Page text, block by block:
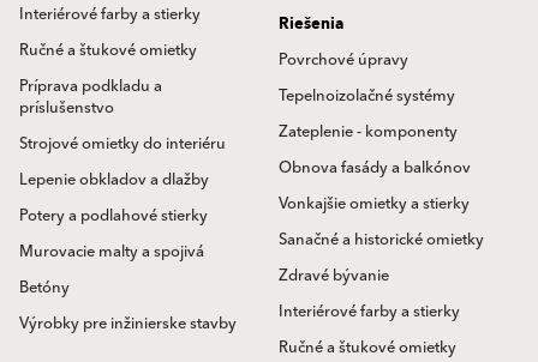
Interiérové farby a stierky
Ručné a štukové omietky
Príprava podkladu a
príslušenstvo
Strojové omietky do interiéru
Lepenie obkladov a dlažby
Potery a podlahové stierky
Murovacie malty a spojivá
Betóny
Výrobky pre inžinierske stavby
Riešenia
Povrchové úpravy
Tepelnoizolačné systémy
Zateplenie - komponenty
Obnova fasády a balkónov
Vonkajšie omietky a stierky
Sanačné a historické omietky
Zdravé bývanie
Interiérové farby a stierky
Ručné a štukové omietky